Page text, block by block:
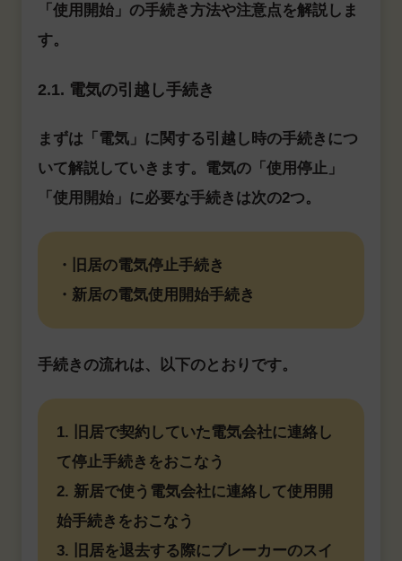
「使用開始」の手続き方法や注意点を解説しま
す。
2.1. 電気の引越し手続き
まずは「電気」に関する引越し時の手続きにつ
いて解説していきます。電気の「使用停止」
「使用開始」に必要な手続きは次の2つ。
・旧居の電気停止手続き
・新居の電気使用開始手続き
手続きの流れは、以下のとおりです。
1. 旧居で契約していた電気会社に連絡し
て停止手続きをおこなう
2. 新居で使う電気会社に連絡して使用開
始手続きをおこなう
3. 旧居を退去する際にブレーカーのスイ